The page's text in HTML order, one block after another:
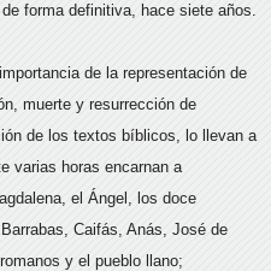
forma definitiva, hace siete años.
de la representación de
muerte y resurrección de
de los textos bíblicos, lo llevan a
varias horas encarnan a
el Ángel, los doce
Caifás, Anás, José de
y el pueblo llano;